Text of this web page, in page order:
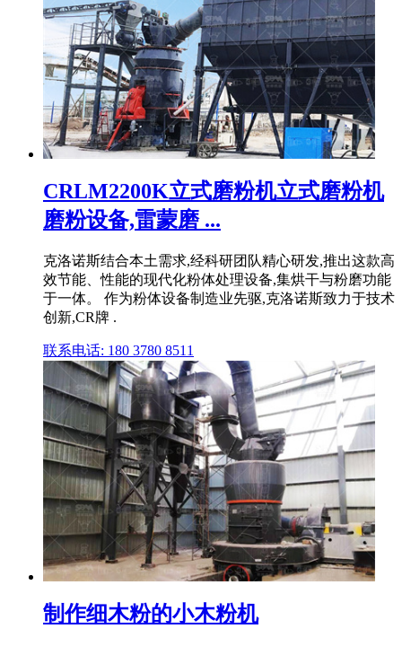
CRLM2200K立式磨粉机立式磨粉机
磨粉设备,雷蒙磨 ...
克洛诺斯结合本土需求,经科研团队精心研发,推出这款高
效节能、性能的现代化粉体处理设备,集烘干与粉磨功能
于一体。 作为粉体设备制造业先驱,克洛诺斯致力于技术
创新,CR牌 .
联系电话: 180 3780 8511
制作细木粉的小木粉机